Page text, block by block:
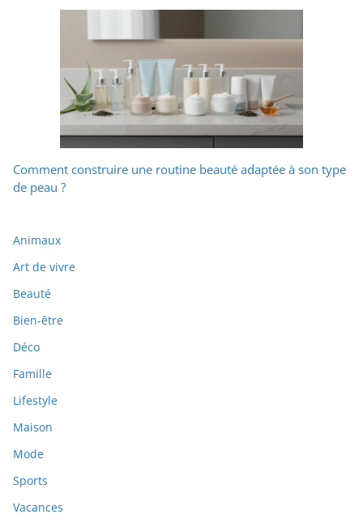
Comment construire une routine beauté adaptée à son type
de peau ?
Animaux
Art de vivre
Beauté
Bien-être
Déco
Famille
Lifestyle
Maison
Mode
Sports
Vacances